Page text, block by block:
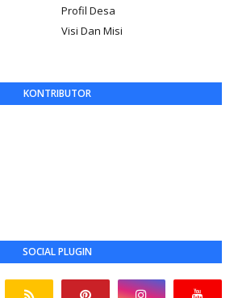
Profil Desa
Visi Dan Misi
KONTRIBUTOR
SOCIAL PLUGIN